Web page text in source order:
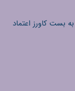
بست کاورز اعتماد